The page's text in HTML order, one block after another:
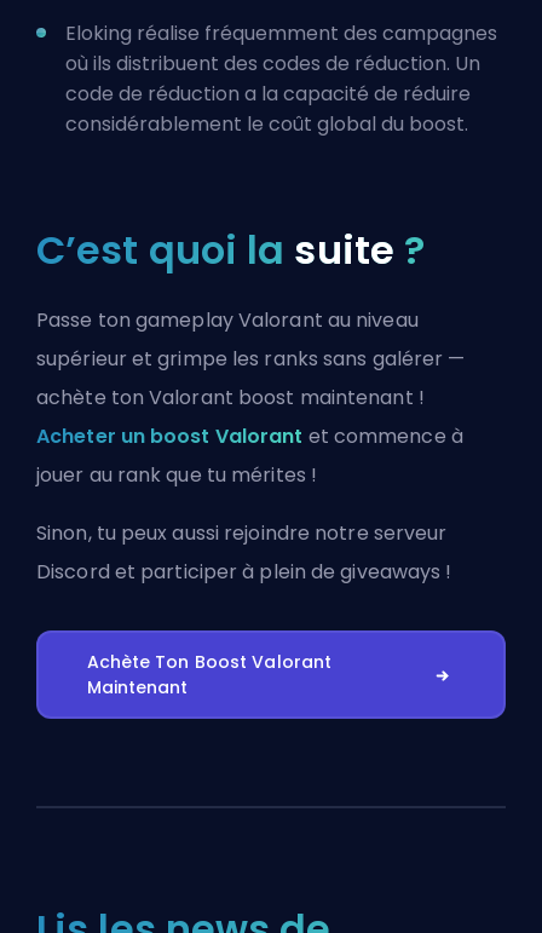
Eloking réalise fréquemment des campagnes
où ils distribuent des codes de réduction. Un
code de réduction a la capacité de réduire
considérablement le coût global du boost.
C’est quoi la suite ?
Passe ton gameplay Valorant au niveau
supérieur et grimpe les ranks sans galérer —
achète ton Valorant boost maintenant !
Acheter un boost Valorant et commence à
jouer au rank que tu mérites !
Sinon, tu peux aussi rejoindre notre serveur
Discord et participer à plein de giveaways !
Achète Ton Boost Valorant
Maintenant